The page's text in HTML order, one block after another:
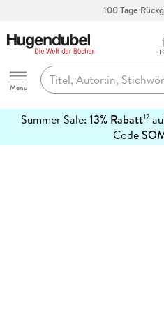
100 Tage
Hugendubel
Menu
Summer Sale: 13% Rabatt12
Code
erfahren